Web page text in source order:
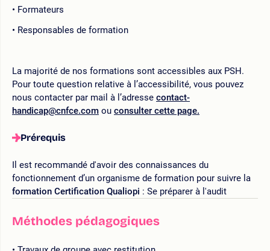
Formateurs
Responsables de formation
La majorité de nos formations sont accessibles aux PSH.
Pour toute question relative à l’accessibilité, vous pouvez
nous contacter par mail à l’adresse contact-
handicap@cnfce.com ou consulter cette page.
Prérequis
Il est recommandé d'avoir des connaissances du
fonctionnement d’un organisme de formation pour suivre la
formation Certification Qualiopi : Se préparer à l'audit
Méthodes pédagogiques